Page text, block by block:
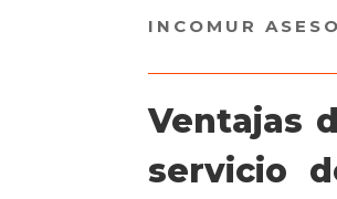
INCOMUR
Ventajas
servicio